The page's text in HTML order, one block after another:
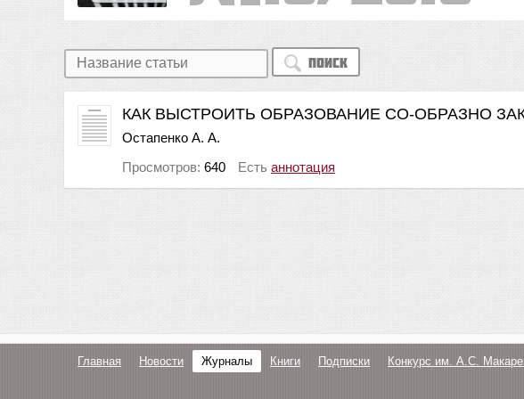
Поиск
КАК ВЫСТРОИТЬ ОБРАЗОВАНИЕ СО-ОБРАЗНО
Остапенко А. А.
Просмотров: 640 Есть аннотация
Главная Новости Журналы Книги Подписки Конкурс им. А.С.